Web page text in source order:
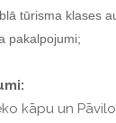
tūrisma klases
pakalpojumi;
kāpu un